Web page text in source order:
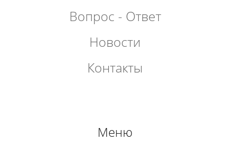
Вопрос - Ответ
Новости
Контакты
Меню